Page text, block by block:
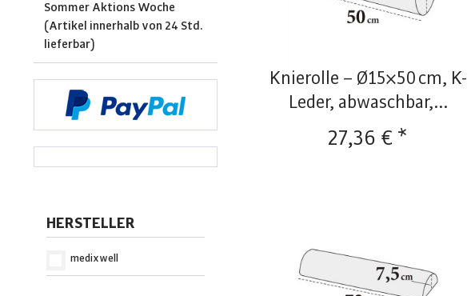
Sommer Aktions Woche
(Artikel innerhalb von 24 Std.
lieferbar)
HERSTELLER
medixwell
Knierolle – Ø15×50 cm, K-
Leder, abwaschbar,...
27,36 € *